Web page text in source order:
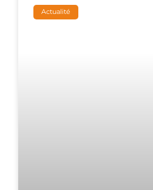
Actualité